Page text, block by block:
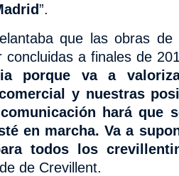
”.
que
las obras
concluidas a finales de
porque va a
y nuestras
haráque
en marcha. Va a
todos los
de Crevillent.